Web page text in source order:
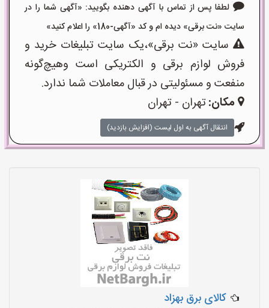
لطفا پس از تماس با آگهی دهنده بگویید: «آگهی شما را در
سایت «نت برقی» دیده ام و کد «آگهی-180» را اعلام کنید»
سایت «نت برقی»،یک سایت تبلیغات خرید و
فروش لوازم برقی و الکتریکی است وهیچ‌گونه
منفعت و مسئولیتی در قبال معاملات شما ندارد.
مکان:تهران - تهران
انتقال آگهی به اول لیست (افزایش بازدید)
کالای برق بهزاد